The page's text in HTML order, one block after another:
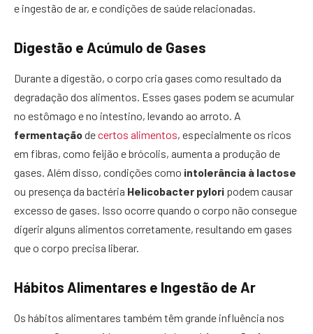
e ingestão de ar, e condições de saúde relacionadas.
Digestão e Acúmulo de Gases
Durante a digestão, o corpo cria gases como resultado da
degradação dos alimentos. Esses gases podem se acumular
no estômago e no intestino, levando ao arroto. A
fermentaçãodecertos alimentos, especialmente os ricos
em fibras, como feijão e brócolis, aumenta a produção de
gases. Além disso, condições como intolerância à lactose
ou presença da bactéria Helicobacter pylori podem causar
excesso de gases. Isso ocorre quando o corpo não consegue
digerir alguns alimentos corretamente, resultando em gases
que o corpo precisa liberar.
Hábitos Alimentares e Ingestão de Ar
Os hábitos alimentares também têm grande influência nos